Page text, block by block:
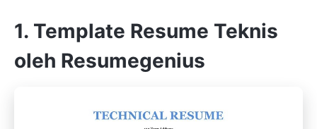
1. Template Resume Teknis
oleh Resumegenius